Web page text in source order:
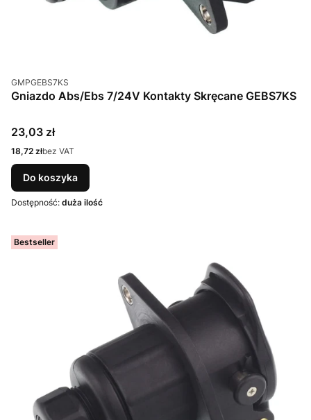
Kod produktu
GMPGEBS7KS
Gniazdo Abs/Ebs 7/24V Kontakty Skręcane GEBS7KS
Cena
23,03 zł
Cena
18,72 złbez VAT
Do koszyka
Dostępność: duża ilość
Bestseller